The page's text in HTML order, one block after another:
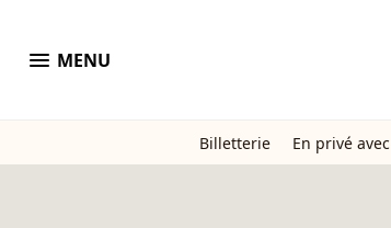
menu MENU
Billetterie En privé avec